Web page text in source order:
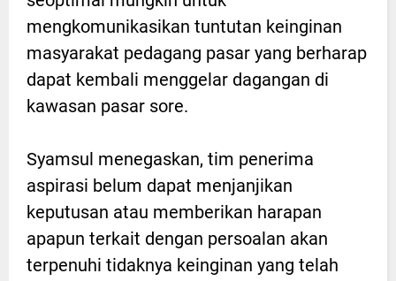
mengkomunikasikan tuntutan keinginan
masyarakat pedagang pasar yang berharap
dapat kembali menggelar dagangan di
kawasan pasar sore.
Syamsul menegaskan, tim penerima
aspirasi belum dapat menjanjikan
keputusan atau memberikan harapan
apapun terkait dengan persoalan akan
terpenuhi tidaknya keinginan yang telah